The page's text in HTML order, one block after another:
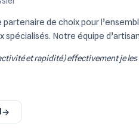
de choix pour
Notre équipe
et rapidité) effectivement je
→